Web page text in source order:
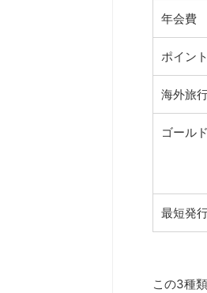
年会費
ポイン
海外旅
ゴール
最短発
この3種